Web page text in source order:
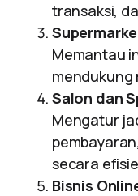
transaksi,
Memantau
mendukung
Salon dan
Mengatur
secara
Bisnis